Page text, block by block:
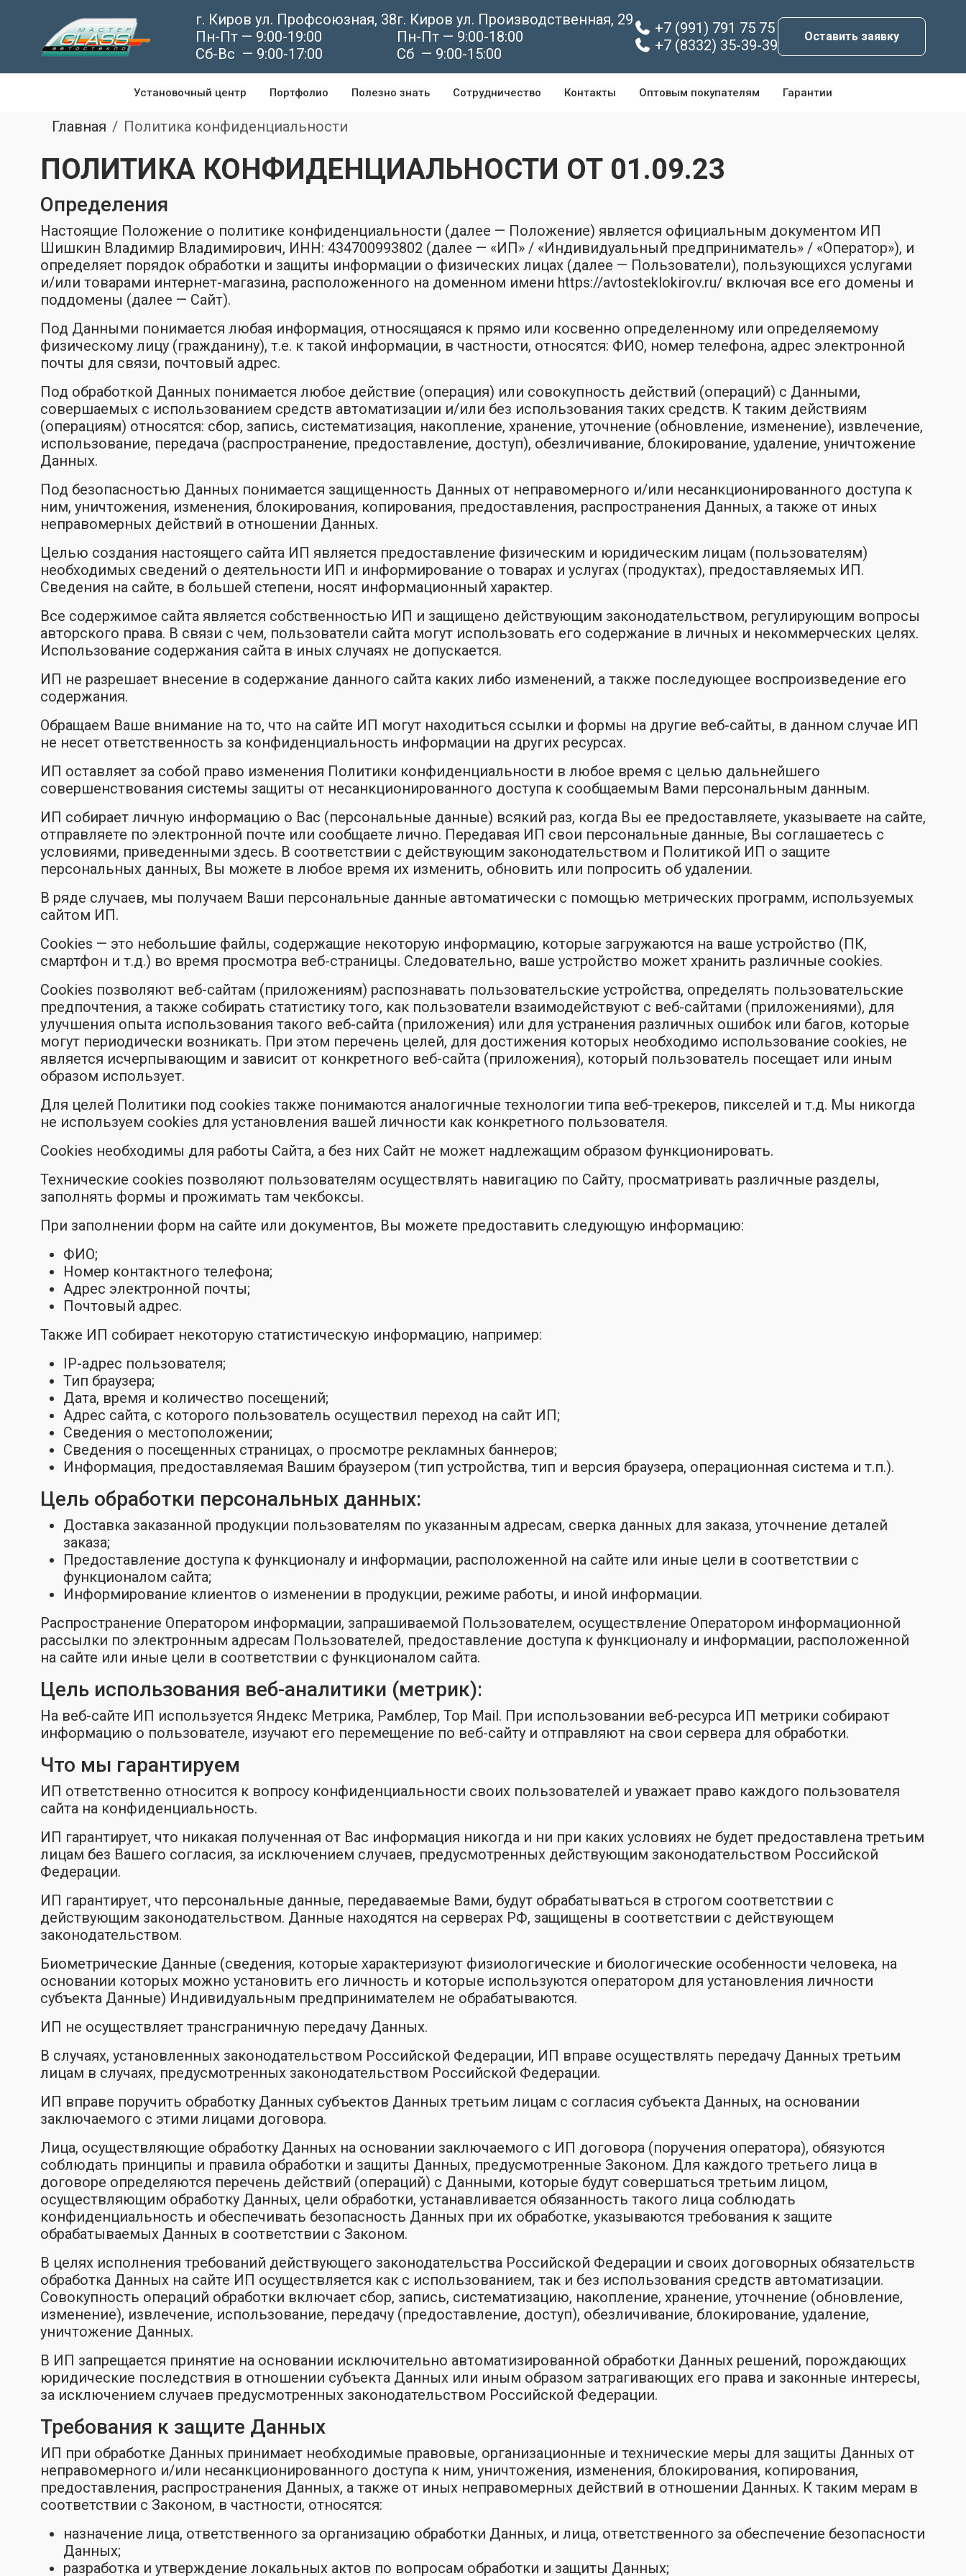
г. Киров ул. Профсоюзная, 38
Пн-Пт — 9:00-19:00
Сб-Вс — 9:00-17:00
г. Киров ул. Производственная, 29
Пн-Пт — 9:00-18:00
Сб — 9:00-15:00
+7 (991) 791 75 75
+7 (8332) 35-39-39
Оставить заявку
Установочный центр Портфолио Полезно знать Сотрудничество Контакты Оптовым покупателям Гарантии
Главная Политика конфиденциальности
ПОЛИТИКА КОНФИДЕНЦИАЛЬНОСТИ ОТ 01.09.23
Определения
Настоящие Положение о политике конфиденциальности (далее — Положение) является официальным документом ИП
Шишкин Владимир Владимирович, ИНН: 434700993802 (далее — «ИП» / «Индивидуальный предприниматель» / «Оператор»), и
определяет порядок обработки и защиты информации о физических лицах (далее — Пользователи), пользующихся услугами
и/или товарами интернет-магазина, расположенного на доменном имени https://avtosteklokirov.ru/ включая все его домены и
поддомены (далее — Сайт).
Под Данными понимается любая информация, относящаяся к прямо или косвенно определенному или определяемому
физическому лицу (гражданину), т.е. к такой информации, в частности, относятся: ФИО, номер телефона, адрес электронной
почты для связи, почтовый адрес.
Под обработкой Данных понимается любое действие (операция) или совокупность действий (операций) с Данными,
совершаемых с использованием средств автоматизации и/или без использования таких средств. К таким действиям
(операциям) относятся: сбор, запись, систематизация, накопление, хранение, уточнение (обновление, изменение), извлечение,
использование, передача (распространение, предоставление, доступ), обезличивание, блокирование, удаление, уничтожение
Данных.
Под безопасностью Данных понимается защищенность Данных от неправомерного и/или несанкционированного доступа к
ним, уничтожения, изменения, блокирования, копирования, предоставления, распространения Данных, а также от иных
неправомерных действий в отношении Данных.
Целью создания настоящего сайта ИП является предоставление физическим и юридическим лицам (пользователям)
необходимых сведений о деятельности ИП и информирование о товарах и услугах (продуктах), предоставляемых ИП.
Сведения на сайте, в большей степени, носят информационный характер.
Все содержимое сайта является собственностью ИП и защищено действующим законодательством, регулирующим вопросы
авторского права. В связи с чем, пользователи сайта могут использовать его содержание в личных и некоммерческих целях.
Использование содержания сайта в иных случаях не допускается.
ИП не разрешает внесение в содержание данного сайта каких либо изменений, а также последующее воспроизведение его
содержания.
Обращаем Ваше внимание на то, что на сайте ИП могут находиться ссылки и формы на другие веб-сайты, в данном случае ИП
не несет ответственность за конфиденциальность информации на других ресурсах.
ИП оставляет за собой право изменения Политики конфиденциальности в любое время с целью дальнейшего
совершенствования системы защиты от несанкционированного доступа к сообщаемым Вами персональным данным.
ИП собирает личную информацию о Вас (персональные данные) всякий раз, когда Вы ее предоставляете, указываете на сайте,
отправляете по электронной почте или сообщаете лично. Передавая ИП свои персональные данные, Вы соглашаетесь с
условиями, приведенными здесь. В соответствии с действующим законодательством и Политикой ИП о защите
персональных данных, Вы можете в любое время их изменить, обновить или попросить об удалении.
В ряде случаев, мы получаем Ваши персональные данные автоматически с помощью метрических программ, используемых
сайтом ИП.
Cookies — это небольшие файлы, содержащие некоторую информацию, которые загружаются на ваше устройство (ПК,
смартфон и т.д.) во время просмотра веб-страницы. Следовательно, ваше устройство может хранить различные cookies.
Cookies позволяют веб-сайтам (приложениям) распознавать пользовательские устройства, определять пользовательские
предпочтения, а также собирать статистику того, как пользователи взаимодействуют с веб-сайтами (приложениями), для
улучшения опыта использования такого веб-сайта (приложения) или для устранения различных ошибок или багов, которые
могут периодически возникать. При этом перечень целей, для достижения которых необходимо использование cookies, не
является исчерпывающим и зависит от конкретного веб-сайта (приложения), который пользователь посещает или иным
образом использует.
Для целей Политики под cookies также понимаются аналогичные технологии типа веб-трекеров, пикселей и т.д. Мы никогда
не используем cookies для установления вашей личности как конкретного пользователя.
Cookies необходимы для работы Сайта, а без них Сайт не может надлежащим образом функционировать.
Технические cookies позволяют пользователям осуществлять навигацию по Сайту, просматривать различные разделы,
заполнять формы и прожимать там чекбоксы.
При заполнении форм на сайте или документов, Вы можете предоставить следующую информацию:
ФИО;
Номер контактного телефона;
Адрес электронной почты;
Почтовый адрес.
Также ИП собирает некоторую статистическую информацию, например:
IP-адрес пользователя;
Тип браузера;
Дата, время и количество посещений;
Адрес сайта, с которого пользователь осуществил переход на сайт ИП;
Сведения о местоположении;
Сведения о посещенных страницах, о просмотре рекламных баннеров;
Информация, предоставляемая Вашим браузером (тип устройства, тип и версия браузера, операционная система и т.п.).
Цель обработки персональных данных:
Доставка заказанной продукции пользователям по указанным адресам, сверка данных для заказа, уточнение деталей
заказа;
Предоставление доступа к функционалу и информации, расположенной на сайте или иные цели в соответствии с
функционалом сайта;
Информирование клиентов о изменении в продукции, режиме работы, и иной информации.
Распространение Оператором информации, запрашиваемой Пользователем, осуществление Оператором информационной
рассылки по электронным адресам Пользователей, предоставление доступа к функционалу и информации, расположенной
на сайте или иные цели в соответствии с функционалом сайта.
Цель использования веб-аналитики (метрик):
На веб-сайте ИП используется Яндекс Метрика, Рамблер, Top Mail. При использовании веб-ресурса ИП метрики собирают
информацию о пользователе, изучают его перемещение по веб-сайту и отправляют на свои сервера для обработки.
Что мы гарантируем
ИП ответственно относится к вопросу конфиденциальности своих пользователей и уважает право каждого пользователя
сайта на конфиденциальность.
ИП гарантирует, что никакая полученная от Вас информация никогда и ни при каких условиях не будет предоставлена третьим
лицам без Вашего согласия, за исключением случаев, предусмотренных действующим законодательством Российской
Федерации.
ИП гарантирует, что персональные данные, передаваемые Вами, будут обрабатываться в строгом соответствии с
действующим законодательством. Данные находятся на серверах РФ, защищены в соответствии с действующем
законодательством.
Биометрические Данные (сведения, которые характеризуют физиологические и биологические особенности человека, на
основании которых можно установить его личность и которые используются оператором для установления личности
субъекта Данные) Индивидуальным предпринимателем не обрабатываются.
ИП не осуществляет трансграничную передачу Данных.
В случаях, установленных законодательством Российской Федерации, ИП вправе осуществлять передачу Данных третьим
лицам в случаях, предусмотренных законодательством Российской Федерации.
ИП вправе поручить обработку Данных субъектов Данных третьим лицам с согласия субъекта Данных, на основании
заключаемого с этими лицами договора.
Лица, осуществляющие обработку Данных на основании заключаемого с ИП договора (поручения оператора), обязуются
соблюдать принципы и правила обработки и защиты Данных, предусмотренные Законом. Для каждого третьего лица в
договоре определяются перечень действий (операций) с Данными, которые будут совершаться третьим лицом,
осуществляющим обработку Данных, цели обработки, устанавливается обязанность такого лица соблюдать
конфиденциальность и обеспечивать безопасность Данных при их обработке, указываются требования к защите
обрабатываемых Данных в соответствии с Законом.
В целях исполнения требований действующего законодательства Российской Федерации и своих договорных обязательств
обработка Данных на сайте ИП осуществляется как с использованием, так и без использования средств автоматизации.
Совокупность операций обработки включает сбор, запись, систематизацию, накопление, хранение, уточнение (обновление,
изменение), извлечение, использование, передачу (предоставление, доступ), обезличивание, блокирование, удаление,
уничтожение Данных.
В ИП запрещается принятие на основании исключительно автоматизированной обработки Данных решений, порождающих
юридические последствия в отношении субъекта Данных или иным образом затрагивающих его права и законные интересы,
за исключением случаев предусмотренных законодательством Российской Федерации.
Требования к защите Данных
ИП при обработке Данных принимает необходимые правовые, организационные и технические меры для защиты Данных от
неправомерного и/или несанкционированного доступа к ним, уничтожения, изменения, блокирования, копирования,
предоставления, распространения Данных, а также от иных неправомерных действий в отношении Данных. К таким мерам в
соответствии с Законом, в частности, относятся:
назначение лица, ответственного за организацию обработки Данных, и лица, ответственного за обеспечение безопасности
Данных;
разработка и утверждение локальных актов по вопросам обработки и защиты Данных;